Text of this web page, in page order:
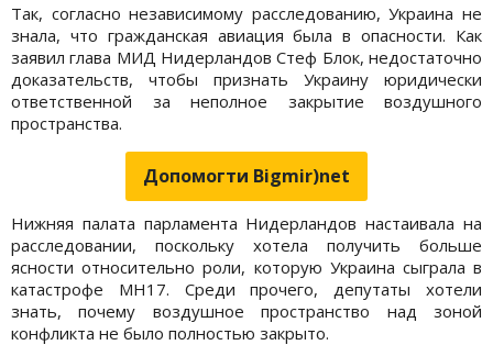
Так, согласно независимому расследованию, Украина не
знала, что гражданская авиация была в опасности. Как
заявил глава МИД Нидерландов Стеф Блок, недостаточно
доказательств, чтобы признать Украину юридически
ответственной за неполное закрытие воздушного
пространства.
Допомогти Bigmir)net
Нижняя палата парламента Нидерландов настаивала на
расследовании, поскольку хотела получить больше
ясности относительно роли, которую Украина сыграла в
катастрофе МН17. Среди прочего, депутаты хотели
знать, почему воздушное пространство над зоной
конфликта не было полностью закрыто.